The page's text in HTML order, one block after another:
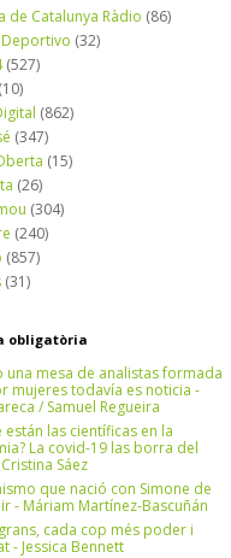
de Catalunya Ràdio (86)
(32)
(527)
(10)
(862)
(347)
(15)
(26)
(304)
(240)
(857)
(31)
obligatòria
una mesa de analistas formada
mujeres todavía es noticia -
/ Samuel Regueira
están las científicas en la
La covid-19 las borra del
Sáez
que nació con Simone de
- Máriam Martínez-Bascuñán
cada cop més poder i
- Jessica Bennett